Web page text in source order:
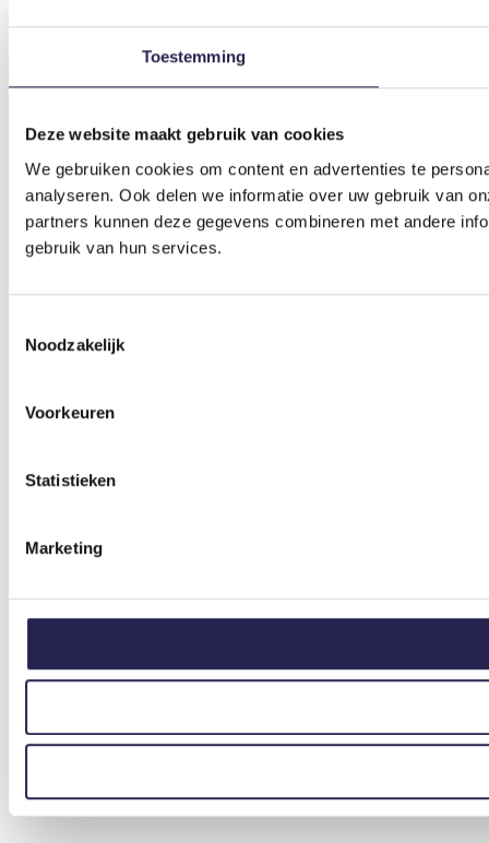
Toestemming
Deze website maakt gebruik van cookies
We gebruiken cookies om content en advertenties te
analyseren. Ook delen we informatie over uw gebruik van
partners kunnen deze gegevens combineren met andere
gebruik van hun services.
Noodzakelijk
Voorkeuren
Statistieken
Marketing